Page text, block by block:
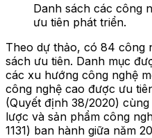
Danh sách các công
ưu tiên phát triển.
Theo dự thảo, có 84 công
sách ưu tiên. Danh mục
các xu hướng công nghệ
công nghệ cao được ưu
(Quyết định 38/2020) cùng
lược và sản phẩm công
1131) ban hành giữa năm